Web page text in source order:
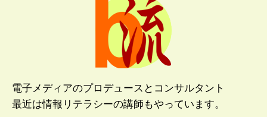
電子メディアのプロデュースとコンサルタント
最近は情報リテラシーの講師もやっています。